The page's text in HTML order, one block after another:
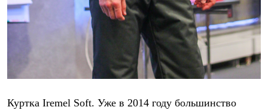
Куртка Iremel Soft. Уже в 2014 году большинство